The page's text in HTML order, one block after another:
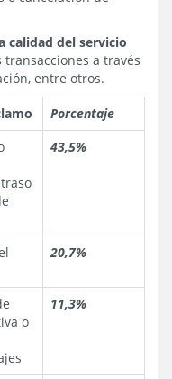
calidad del servicio
a través
entre otros.
Porcentaje
43,5%
20,7%
o
11,3%